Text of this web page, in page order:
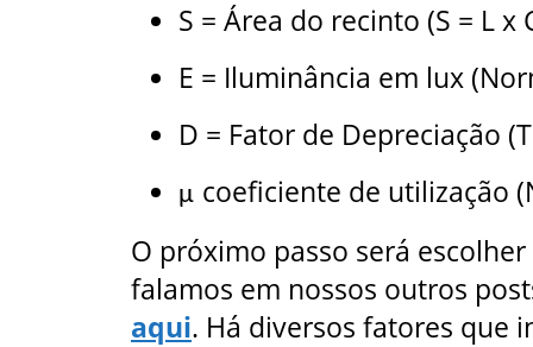
S = Área do recinto (S = L x
E = Iluminância em lux
D = Fator de Depreciação
μ coeficiente de utilização
O próximo passo será
falamos em nossos outros
aqui. Há diversos fatores que